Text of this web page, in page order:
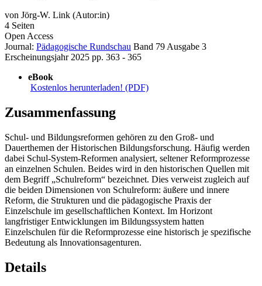
eBook
Kostenlos herunterladen! (PDF)
Zusammenfassung
Schul- und Bildungsreformen gehören zu den Groß- und
Dauerthemen der Historischen Bildungsforschung. Häufig werden
dabei Schul-System-Reformen analysiert, seltener Reformprozesse
an einzelnen Schulen. Beides wird in den historischen Quellen mit
dem Begriff „Schulreform“ bezeichnet. Dies verweist zugleich auf
Reform, die Strukturen und die pädagogische Praxis der
Einzelschule im gesellschaftlichen Kontext. Im Horizont
langfristiger Entwicklungen im Bildungssystem hatten
Einzelschulen für die Reformprozesse eine historisch je spezifische
Bedeutung als Innovationsagenturen.
Details
Seiten
4
10.3726/PR032025.0037
Erscheinungsdatum